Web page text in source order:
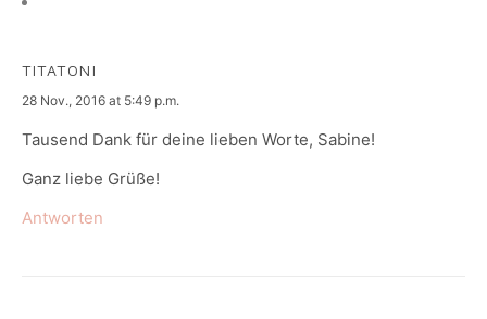
TITATONI
says:
28 Nov., 2016 at 5:49 p.m.
Tausend Dank für deine lieben Worte, Sabine!
Ganz liebe Grüße!
Antworten